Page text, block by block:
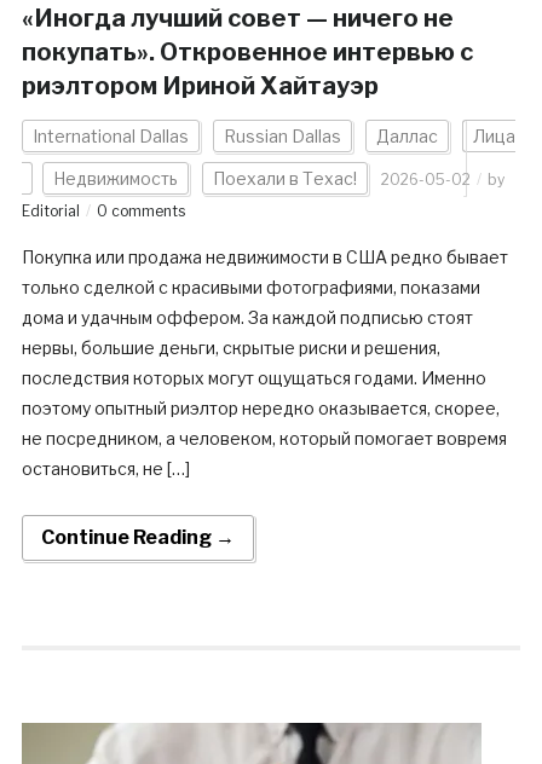
«Иногда лучший совет — ничего не
покупать». Откровенное интервью с
риэлтором Ириной Хайтауэр
International Dallas Russian Dallas Даллас Лица
Недвижимость Поехали в Техас! 2026-05-02
by
Editorial
0 comments
Покупка или продажа недвижимости в США редко бывает
только сделкой с красивыми фотографиями, показами
дома и удачным оффером. За каждой подписью стоят
нервы, большие деньги, скрытые риски и решения,
последствия которых могут ощущаться годами. Именно
поэтому опытный риэлтор нередко оказывается, скорее,
не посредником, а человеком, который помогает вовремя
остановиться, не […]
Continue Reading →